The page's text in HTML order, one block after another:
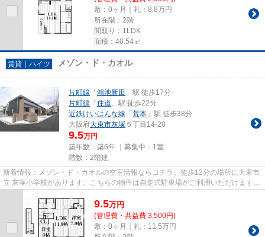
敷：0ヶ月｜礼：8.8万円
所在階：2階
間取り：1LDK
面積：40.54㎡
賃貸｜ハイツ メゾン・ド・カオル
片町線 「 鴻池新田 」駅 徒歩17分
片町線 「 住道 」駅 徒歩22分
近鉄けいはんな線 「 荒本 」駅 徒歩38分
大阪府大東市灰塚 ５丁目14-20
9.5万円
築年数：築6年 ｜募集中： 1室
階数：2階建
新着情報：メゾン・ド・カオルの空室情報ならコチラ。徒歩12分の場所に大東市
立 灰塚小学校があります。こちらの物件は自走式駐車場がご利用いただけます。
9.5万円
(管理費・共益費 3,500円)
敷：0ヶ月｜礼：11.5万円